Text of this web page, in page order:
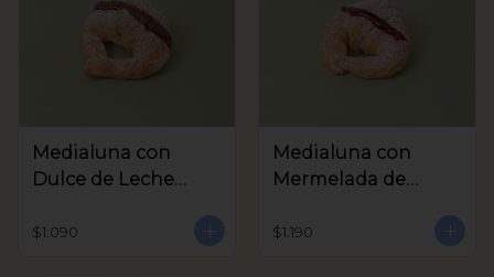
Medialuna con
Dulce de Leche
$1.090
Medialuna con
Mermelada de
$1.190